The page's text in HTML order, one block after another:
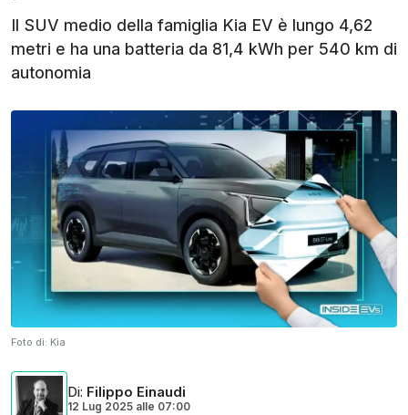
Il SUV medio della famiglia Kia EV è lungo 4,62
metri e ha una batteria da 81,4 kWh per 540 km di
autonomia
Foto di: Kia
Di: Filippo Einaudi
12 Lug 2025 alle 07:00